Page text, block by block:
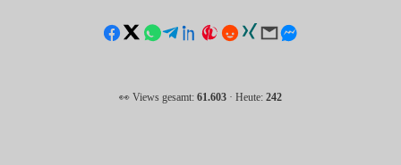
👀 Views gesamt: 61.603 · Heute: 242